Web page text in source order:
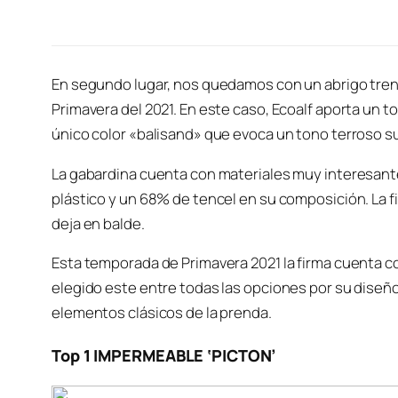
En segundo lugar, nos quedamos con un abrigo
Primavera del 2021. En este caso, Ecoalf aporta
único color «balisand» que evoca un tono terroso
La gabardina cuenta con materiales muy
plástico y un 68% de tencel en su composición.
deja en balde.
Esta temporada de Primavera 2021 la firma cuenta
elegido este entre todas las opciones por su
elementos clásicos de la prenda.
Top 1 IMPERMEABLE ‘PICTON’